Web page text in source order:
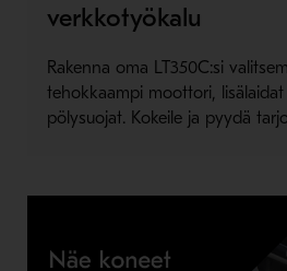
verkkotyökalu
Rakenna oma LT350C:si
tehokkaampi moottori,
pölysuojat. Kokeile ja pyydä